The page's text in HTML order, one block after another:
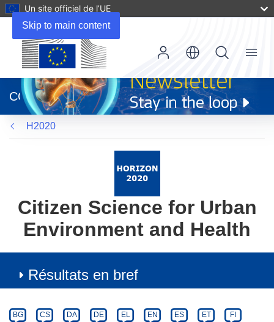
Skip to main content
Un site officiel de l’UE
dans
une
nouvelle
fenêtre)
CORDIS
Menu
H2020
Citizen Science for Urban
Environment and Health
Résultats en bref
Category
Article
BG CS DA DE EL EN ES ET FI